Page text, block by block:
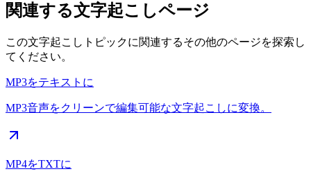
関連する文字起こしページ
この文字起こしトピックに関連するその他のページを探索し
てください。
MP3をテキストに
MP3音声をクリーンで編集可能な文字起こしに変換。
MP4をTXTに